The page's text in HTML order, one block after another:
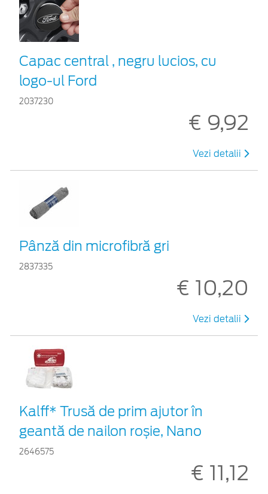
Capac central , negru lucios, cu
logo-ul Ford
2037230
€ 9,92
Vezi detalii
Pânză din microfibră gri
2837335
€ 10,20
Vezi detalii
Kalff* Trusă de prim ajutor în
geantă de nailon roșie, Nano
2646575
€ 11,12